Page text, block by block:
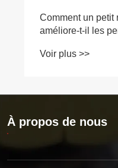
Comment un petit
améliore-t-il les
Voir plus >>
À propos de nous